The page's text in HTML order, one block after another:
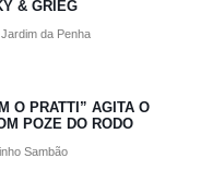
& GRIEG
da Penha
O PRATTI” AGITA O
POZE DO RODO
Sambão